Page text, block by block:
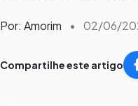
Por: Amorim • 02/06/
Compartilhe este artigo